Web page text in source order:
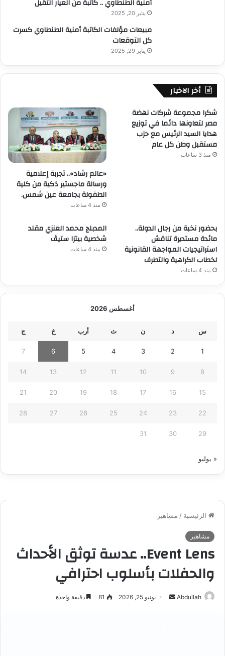
أمنية الطنطاوي .. كاتبة من العيار الثقيل
يناير 20, 2025
مبيعات مؤلفات الكاتبة أمنية الطنطاوي كسرت
كل التوقعات
يناير 29, 2025
أخر الاخبار
شكرا مجموعة شركات نهضة
مصر لتعاونها دائما في توزيع
هدايا السيد الرئيس مع حزب
مستقبل وطن كل عام
منذ 3 ساعات
«عالم رشاد».. تجربة إعلامية
ورسالة ماجستير ذكية من كلية
الطفولة بجامعة عين شمس.
منذ 4 ساعات
بحضور نخبة من رجال الدولة..
مائدة مستديرة تناقش
استراتيجيات المواجهة القانونية
لخطاب الكراهية والتطرف
منذ 4 ساعات
المدبلج محمد العنزي مقلد
شخصية بيتزا ستيڤ
منذ 4 ساعات
أغسطس 2026
س د ن ث أرب خ ج
1
2
3
4
5
6
7
8
9
10
11
12
13
14
15
16
17
18
19
20
21
22
23
24
25
26
27
28
29
30
31
« يوليو